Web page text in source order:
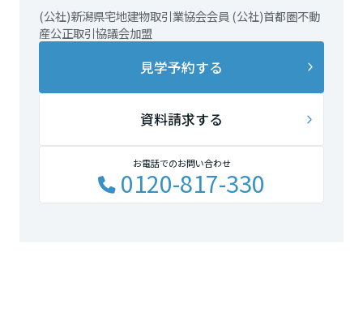
(公社)新潟県宅地建物取引業協会会員 (公社)首都圏不動
産公正取引協議会加盟
見学予約する
資料請求する
お電話でのお問い合わせ
0120-817-330